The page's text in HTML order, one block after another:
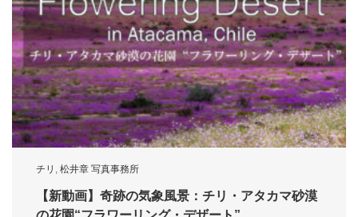
チリ 松井章 写真事務所
【新動画】奇跡の気象風景：チリ・アタカマ砂漠